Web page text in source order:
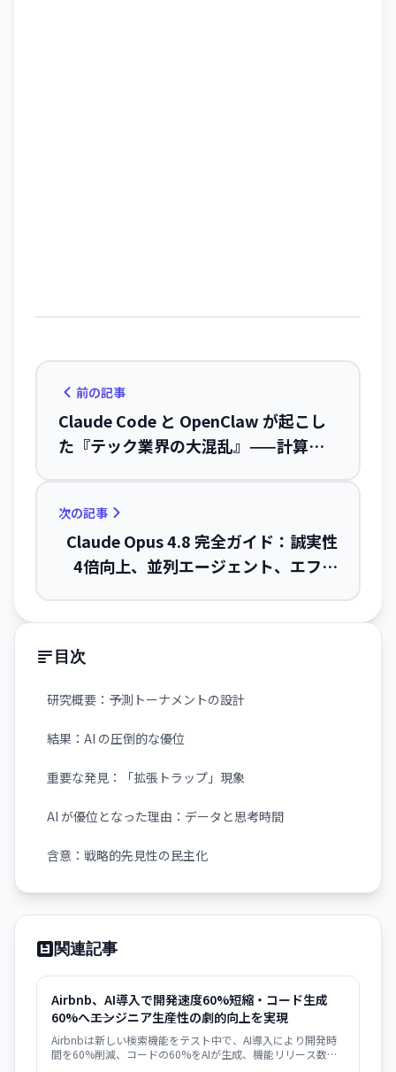
前の記事
Claude Code と OpenClaw が起こし
た『テック業界の大混乱』——計算機
次の記事
Claude Opus 4.8 完全ガイド：誠実性
4倍向上、並列エージェント、エフォ
目次
研究概要：予測トーナメントの設計
結果：AI の圧倒的な優位
重要な発見：「拡張トラップ」現象
AI が優位となった理由：データと思考時間
含意：戦略的先見性の民主化
関連記事
Airbnb、AI導入で開発速度60%短縮・コード生成
60%へ――エンジニア生産性の劇的向上を実現
Airbnbは新しい検索機能をテスト中で、AI導入により開発時
間を60%削減、コードの60%をAIが生成、機能リリース数が